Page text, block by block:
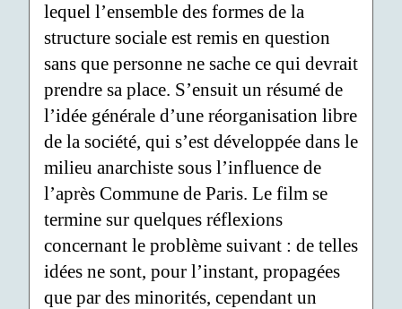
lequel l’ensemble des formes de la
structure sociale est remis en question
sans que personne ne sache ce qui devrait
prendre sa place. S’ensuit un résumé de
l’idée générale d’une réorganisation libre
de la société, qui s’est développée dans le
milieu anarchiste sous l’influence de
l’après Commune de Paris. Le film se
termine sur quelques réflexions
concernant le problème suivant : de telles
idées ne sont, pour l’instant, propagées
que par des minorités, cependant un